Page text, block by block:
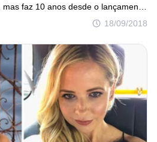
18/09/2018
faz 10 anos desde o lançamento
quão rápido o tempo passa, certo?
a vida 15, 10 e 5 anos atrás?
prepare-se para uma onda
lembrar-lhe o que aconteceu
que todos estavam esperando.